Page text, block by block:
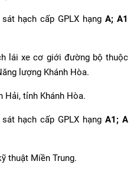
hạch cấp GPLX hạngA; A1
lái xe cơ giới đường bộ thuộc
lượng Khánh Hòa.
Hải, tỉnh Khánh Hòa.
hạch cấp GPLX hạngA1; A
thuật Miền Trung.